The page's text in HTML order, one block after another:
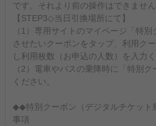
です。それより前の操作はできません
【STEP3◇当日引換場所にて】
（1）専用サイトのマイページ「特
させたいクーポンをタップ、利用ク
し利用枚数（お申込の人数）を入力く
（2）電車やバスの乗降時に「特別
ください。
◆◆特別クーポン（デジタルチケット
事項